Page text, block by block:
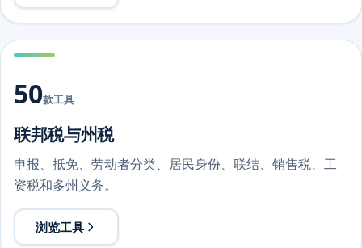
50款工具
联邦税与州税
申报、抵免、劳动者分类、居民身份、联结、销售税、工
资税和多州义务。
浏览工具